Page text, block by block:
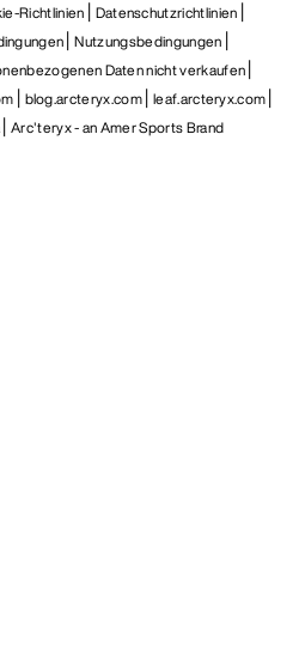
Richtlinien Datenschutzrichtlinien
Nutzungsbedingungen
Daten nicht verkaufen
blog.arcteryx.com leaf.arcteryx.com
Arc'teryx - an Amer Sports Brand